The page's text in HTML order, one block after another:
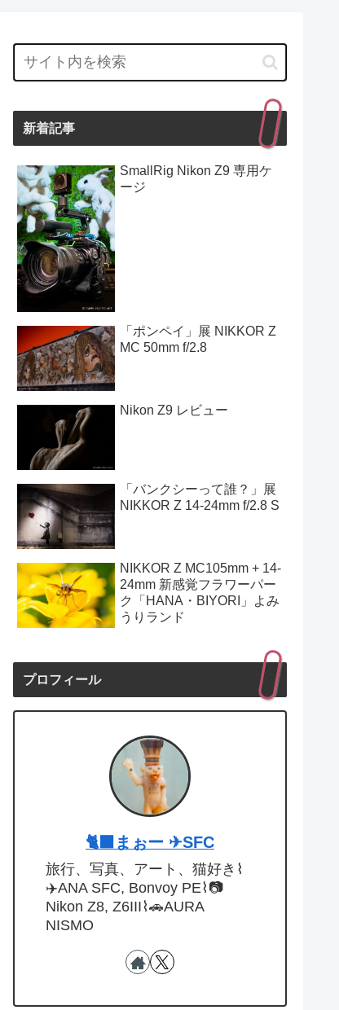
新着記事
SmallRig Nikon Z9 専用ケ
ージ
「ポンペイ」展 NIKKOR Z
MC 50mm f/2.8
Nikon Z9 レビュー
「バンクシーって誰？」展
NIKKOR Z 14-24mm f/2.8 S
NIKKOR Z MC105mm + 14-
24mm 新感覚フラワーパー
ク「HANA・BIYORI」よみ
うりランド
プロフィール
🐈‍⬛まぉー ✈︎SFC
旅行、写真、アート、猫好き⌇
✈️ANA SFC, Bonvoy PE⌇📷
Nikon Z8, Z6III⌇🚗AURA
NISMO